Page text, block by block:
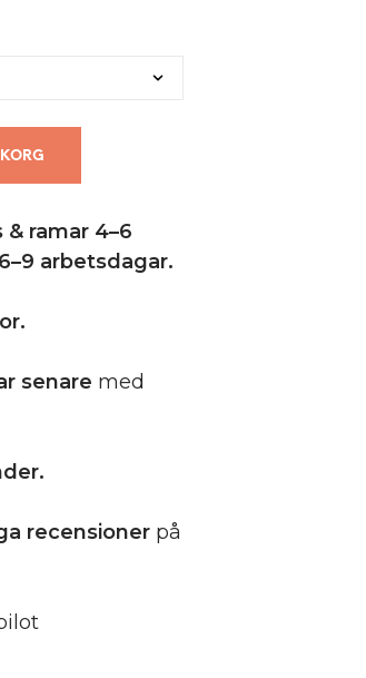
ramar 4–6
arbetsdagar.
senare med
recensionerpå